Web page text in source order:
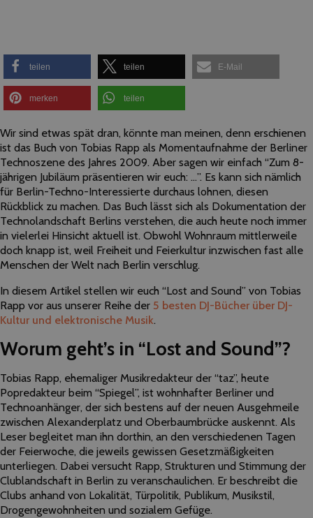
teilen teilen E-Mail
merken teilen
Wir sind etwas spät dran, könnte man meinen, denn erschienen
ist das Buch von Tobias Rapp als Momentaufnahme der Berliner
Technoszene des Jahres 2009. Aber sagen wir einfach “Zum 8-
jährigen Jubiläum präsentieren wir euch: …”. Es kann sich nämlich
für Berlin-Techno-Interessierte durchaus lohnen, diesen
Rückblick zu machen. Das Buch lässt sich als Dokumentation der
Technolandschaft Berlins verstehen, die auch heute noch immer
in vielerlei Hinsicht aktuell ist. Obwohl Wohnraum mittlerweile
doch knapp ist, weil Freiheit und Feierkultur inzwischen fast alle
Menschen der Welt nach Berlin verschlug.
In diesem Artikel stellen wir euch “Lost and Sound” von Tobias
Rapp vor aus unserer Reihe der 5 besten DJ-Bücher über DJ-
Kultur und elektronische Musik.
Worum geht’s in “Lost and Sound”?
Tobias Rapp, ehemaliger Musikredakteur der “taz”, heute
Popredakteur beim “Spiegel”, ist wohnhafter Berliner und
Technoanhänger, der sich bestens auf der neuen Ausgehmeile
zwischen Alexanderplatz und Oberbaumbrücke auskennt. Als
Leser begleitet man ihn dorthin, an den verschiedenen Tagen
der Feierwoche, die jeweils gewissen Gesetzmäßigkeiten
unterliegen. Dabei versucht Rapp, Strukturen und Stimmung der
Clublandschaft in Berlin zu veranschaulichen. Er beschreibt die
Clubs anhand von Lokalität, Türpolitik, Publikum, Musikstil,
Drogengewohnheiten und sozialem Gefüge.